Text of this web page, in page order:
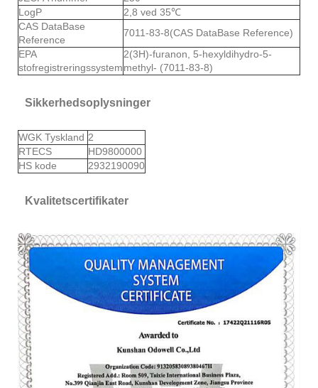
LogP
2,8 ved 35℃
CAS DataBase
Reference
7011-83-8(CAS DataBase Reference)
EPA
stofregistreringssystem
2(3H)-furanon, 5-hexyldihydro-5-
methyl- (7011-83-8)
Sikkerhedsoplysninger
WGK Tyskland 2
RTECS
HD9800000
HS kode
2932190090
Kvalitetscertifikater